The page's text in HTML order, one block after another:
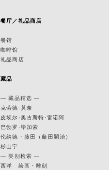
餐厅／礼品商店
餐馆
咖啡馆
礼品商店
藏品
— 藏品精选 —
克劳德·莫奈
皮埃尔·奥古斯特·雷诺阿
巴勃罗·毕加索
伦纳德・藤田（藤田嗣治）
杉山宁
— 类别检索 —
西洋 绘画・雕刻